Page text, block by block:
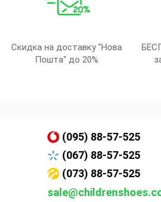
Скидка на доставку "Нова
Пошта" до 20%
(095) 88-57-525
(067) 88-57-525
(073) 88-57-525